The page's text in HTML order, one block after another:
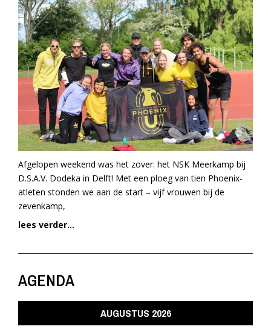
Afgelopen weekend was het zover: het NSK Meerkamp bij
D.S.A.V. Dodeka in Delft! Met een ploeg van tien Phoenix-
atleten stonden we aan de start – vijf vrouwen bij de
zevenkamp,
lees verder...
AGENDA
AUGUSTUS 2026